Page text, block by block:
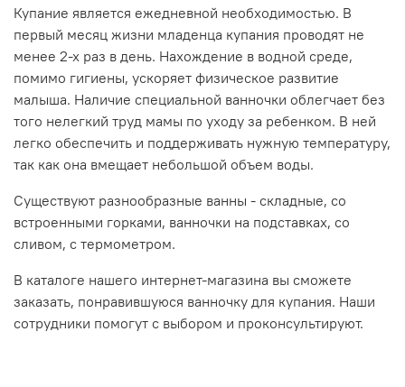
Купание является ежедневной необходимостью. В
первый месяц жизни младенца купания проводят не
менее 2-х раз в день. Нахождение в водной среде,
помимо гигиены, ускоряет физическое развитие
малыша. Наличие специальной ванночки облегчает без
того нелегкий труд мамы по уходу за ребенком. В ней
легко обеспечить и поддерживать нужную температуру,
так как она вмещает небольшой объем воды.
Существуют разнообразные ванны - складные, со
встроенными горками, ванночки на подставках, со
сливом, с термометром.
В каталоге нашего интернет-магазина вы сможете
заказать, понравившуюся ванночку для купания. Наши
сотрудники помогут с выбором и проконсультируют.